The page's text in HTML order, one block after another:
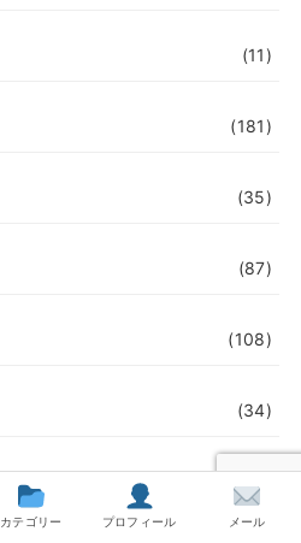
(11)
(181)
(35)
(87)
(108)
(34)
(279)
カテゴリー プロフィール メール